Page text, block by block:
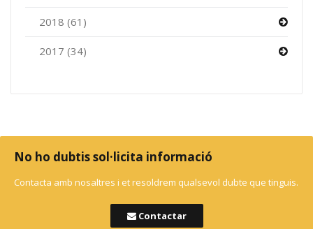
2018 (61)
2017 (34)
No ho dubtis sol·licita informació
Contacta amb nosaltres i et resoldrem qualsevol dubte que tinguis.
Contactar